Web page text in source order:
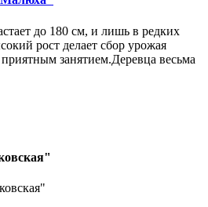
до 180 см, и лишь в редких
рост делает сбор урожая
занятием.Деревца весьма